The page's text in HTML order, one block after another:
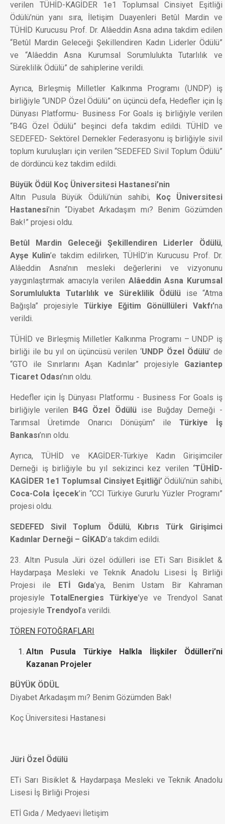
verilen TÜHİD-KAGİDER 1e1 Toplumsal Cinsiyet Eşitliği
Ödülü’nün yanı sıra, İletişim Duayenleri Betûl Mardin ve
TÜHİD Kurucusu Prof. Dr. Alâeddin Asna adına takdim edilen
“Betûl Mardin Geleceği Şekillendiren Kadın Liderler Ödülü”
ve “Alâeddin Asna Kurumsal Sorumlulukta Tutarlılık ve
Süreklilik Ödülü” de sahiplerine verildi.
Ayrıca, Birleşmiş Milletler Kalkınma Programı (UNDP) iş
birliğiyle “UNDP Özel Ödülü” on üçüncü defa, Hedefler için İş
Dünyası Platformu- Business For Goals iş birliğiyle verilen
“B4G Özel Ödülü” beşinci defa takdim edildi. TÜHİD ve
SEDEFED- Sektörel Dernekler Federasyonu iş birliğiyle sivil
toplum kuruluşları için verilen “SEDEFED Sivil Toplum Ödülü”
de dördüncü kez takdim edildi.
Büyük Ödül Koç Üniversitesi Hastanesi’nin
Altın Pusula Büyük Ödülü’nün sahibi, Koç Üniversitesi
Hastanesi’nin “Diyabet Arkadaşım mı? Benim Gözümden
Bak!” projesi oldu.
Betûl Mardin Geleceği Şekillendiren Liderler Ödülü,
Ayşe Kulin’e takdim edilirken, TÜHİD’in Kurucusu Prof. Dr.
Alâeddin Asna’nın mesleki değerlerini ve vizyonunu
yaygınlaştırmak amacıyla verilen Alâeddin Asna Kurumsal
Sorumlulukta Tutarlılık ve Süreklilik Ödülü ise “Atma
Bağışla” projesiyle Türkiye Eğitim Gönüllüleri Vakfı’na
verildi.
TÜHİD ve Birleşmiş Milletler Kalkınma Programı – UNDP iş
birliği ile bu yıl on üçüncüsü verilen ‘UNDP Özel Ödülü’ de
“GTO ile Sınırlarını Aşan Kadınlar” projesiyle Gaziantep
Ticaret Odası’nın oldu.
Hedefler için İş Dünyası Platformu - Business For Goals iş
birliğiyle verilen B4G Özel Ödülüise Buğday Derneği -
Tarımsal Üretimde Onarıcı Dönüşüm” ileTürkiye İş
Bankası’nın oldu.
Ayrıca, TÜHİD ve KAGİDER-Türkiye Kadın Girişimciler
Derneği iş birliğiyle bu yıl sekizinci kez verilen ‘TÜHİD-
KAGİDER 1e1 Toplumsal Cinsiyet Eşitliği’Ödülü’nün sahibi,
Coca-Cola İçecek’in “CCI Türkiye Gururlu Yüzler Programı”
projesi oldu.
SEDEFED Sivil Toplum Ödülü, Kıbrıs Türk Girişimci
Kadınlar Derneği – GİKAD’a takdim edildi.
23. Altın Pusula Jüri özel ödülleri ise ETi Sarı Bisiklet &
Haydarpaşa Mesleki ve Teknik Anadolu Lisesi İş Birliği
Projesi ile ETİ Gıda’ya, Benim Ustam Bir Kahraman
projesiyle TotalEnergies Türkiye’ye ve Trendyol Sanat
projesiyle Trendyol’a verildi.
TÖREN FOTOĞRAFLARI
Altın Pusula Türkiye Halkla İlişkiler Ödülleri’ni
Kazanan Projeler
BÜYÜK ÖDÜL
Diyabet Arkadaşım mı? Benim Gözümden Bak!
Koç Üniversitesi Hastanesi
Jüri Özel Ödülü
ETi Sarı Bisiklet & Haydarpaşa Mesleki ve Teknik Anadolu
Lisesi İş Birliği Projesi
ETİ Gıda / Medyaevi İletişim